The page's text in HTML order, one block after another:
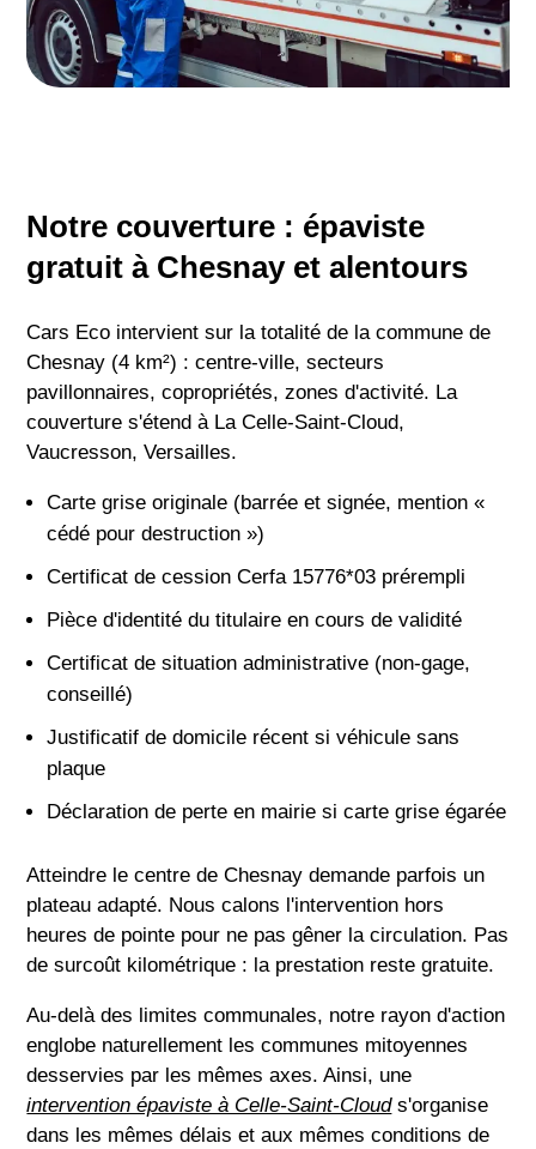
Notre couverture : épaviste
gratuit à Chesnay et alentours
Cars Eco intervient sur la totalité de la commune de
Chesnay (4 km²) : centre-ville, secteurs
pavillonnaires, copropriétés, zones d'activité. La
couverture s'étend à La Celle-Saint-Cloud,
Vaucresson, Versailles.
Carte grise originale (barrée et signée, mention «
cédé pour destruction »)
Certificat de cession Cerfa 15776*03 prérempli
Pièce d'identité du titulaire en cours de validité
Certificat de situation administrative (non-gage,
conseillé)
Justificatif de domicile récent si véhicule sans
plaque
Déclaration de perte en mairie si carte grise égarée
Atteindre le centre de Chesnay demande parfois un
plateau adapté. Nous calons l'intervention hors
heures de pointe pour ne pas gêner la circulation. Pas
de surcoût kilométrique : la prestation reste gratuite.
Au-delà des limites communales, notre rayon d'action
englobe naturellement les communes mitoyennes
desservies par les mêmes axes. Ainsi, une
intervention épaviste à Celle-Saint-Clouds'organise
dans les mêmes délais et aux mêmes conditions de